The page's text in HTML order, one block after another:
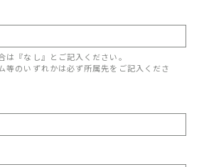
『なし』とご記入ください。
等のいずれかは必ず所属先をご記入くださ